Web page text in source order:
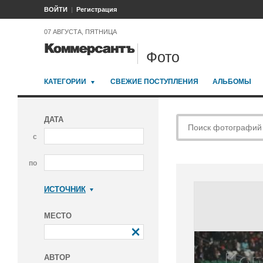
ВОЙТИ Регистрация
07 АВГУСТА, ПЯТНИЦА
Фото
КАТЕГОРИИ СВЕЖИЕ ПОСТУПЛЕНИЯ АЛЬБОМЫ
ДАТА
с
по
ИСТОЧНИК
МЕСТО
АВТОР